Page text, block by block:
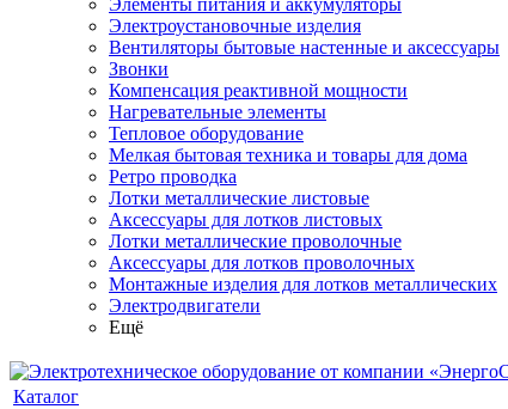
Элементы питания и аккумуляторы
Электроустановочные изделия
Вентиляторы бытовые настенные и аксессуары
Звонки
Компенсация реактивной мощности
Нагревательные элементы
Тепловое оборудование
Мелкая бытовая техника и товары для дома
Ретро проводка
Лотки металлические листовые
Аксессуары для лотков листовых
Лотки металлические проволочные
Аксессуары для лотков проволочных
Монтажные изделия для лотков металлических
Электродвигатели
Ещё
Каталог